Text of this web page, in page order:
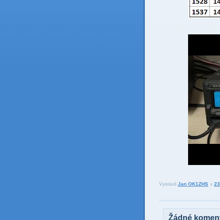
Vystavil Jan OK1ZHS v
Žádné